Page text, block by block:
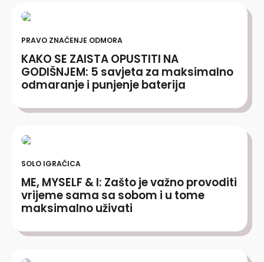
PRAVO ZNAČENJE ODMORA
KAKO SE ZAISTA OPUSTITI NA
GODIŠNJEM: 5 savjeta za maksimalno
odmaranje i punjenje baterija
SOLO IGRAČICA
ME, MYSELF & I: Zašto je važno provoditi
vrijeme sama sa sobom i u tome
maksimalno uživati